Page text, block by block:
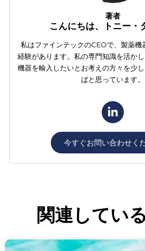
著者
こんにちは、トニー・
私はファインテックのCEOで、製薬機
経験があります。私の専門知識を活か
機器を輸入したいとお考えの方々を少
ばと思っています。
今すぐお問い合わせく
関連している